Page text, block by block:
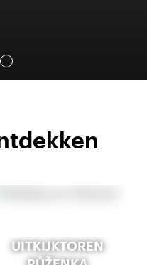
UITKIJKTOREN